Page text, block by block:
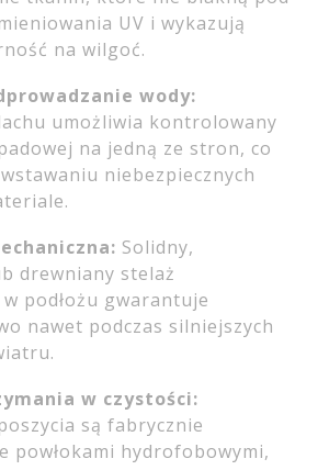
UV i wykazują
na wilgoć.
wody:
umożliwia kontrolowany
na jedną ze stron, co
niebezpiecznych
Solidny,
drewniany stelaż
podłożu gwarantuje
nawet podczas silniejszych
w czystości:
są fabrycznie
powłokami hydrofobowymi,